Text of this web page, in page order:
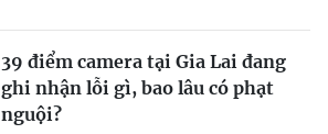
39 điểm camera tại Gia Lai đang
ghi nhận lỗi gì, bao lâu có phạt
nguội?